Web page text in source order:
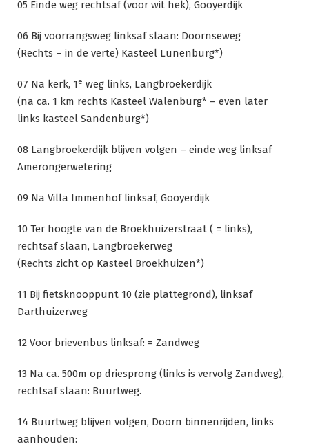
05 Einde weg rechtsaf (voor wit hek), Gooyerdijk
06 Bij voorrangsweg linksaf slaan: Doornseweg
(Rechts – in de verte) Kasteel Lunenburg*)
07 Na kerk, 1e weg links, Langbroekerdijk
(na ca. 1 km rechts Kasteel Walenburg* – even later
links kasteel Sandenburg*)
08 Langbroekerdijk blijven volgen – einde weg linksaf
Amerongerwetering
09 Na Villa Immenhof linksaf, Gooyerdijk
10 Ter hoogte van de Broekhuizerstraat ( = links),
rechtsaf slaan, Langbroekerweg
(Rechts zicht op Kasteel Broekhuizen*)
11 Bij fietsknooppunt 10 (zie plattegrond), linksaf
Darthuizerweg
12 Voor brievenbus linksaf: = Zandweg
13 Na ca. 500m op driesprong (links is vervolg Zandweg),
rechtsaf slaan: Buurtweg.
14 Buurtweg blijven volgen, Doorn binnenrijden, links
aanhouden: